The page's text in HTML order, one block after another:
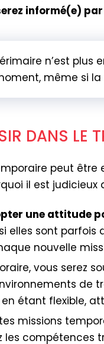
informé(e)
n’est plus
même si
DANS LE
peut
il est
une attitude
elles sont
nouvelle
vous serez
de
en étant flexible,
missions
les compétences